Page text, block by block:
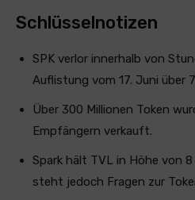
Schlüsselnotizen
SPK verlor innerhalb von
Auflistung vom 17. Juni über
Über 300 Millionen Token
Empfängern verkauft.
Spark hält TVL in Höhe von 8
steht jedoch Fragen zur